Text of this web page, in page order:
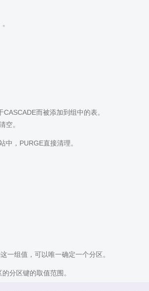
而被添加到组中的表。
空。
中，PURGE直接清理。
一组值，可以唯一确定一个分区。
分区键的取值范围。